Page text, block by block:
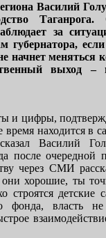
Василий
за
губернатора,
начнет меняться
выход –
и цифры,
время находится в
Василий
после очередной
через СМИ
они хорошие, ты
строятся детские
фонда, власть не